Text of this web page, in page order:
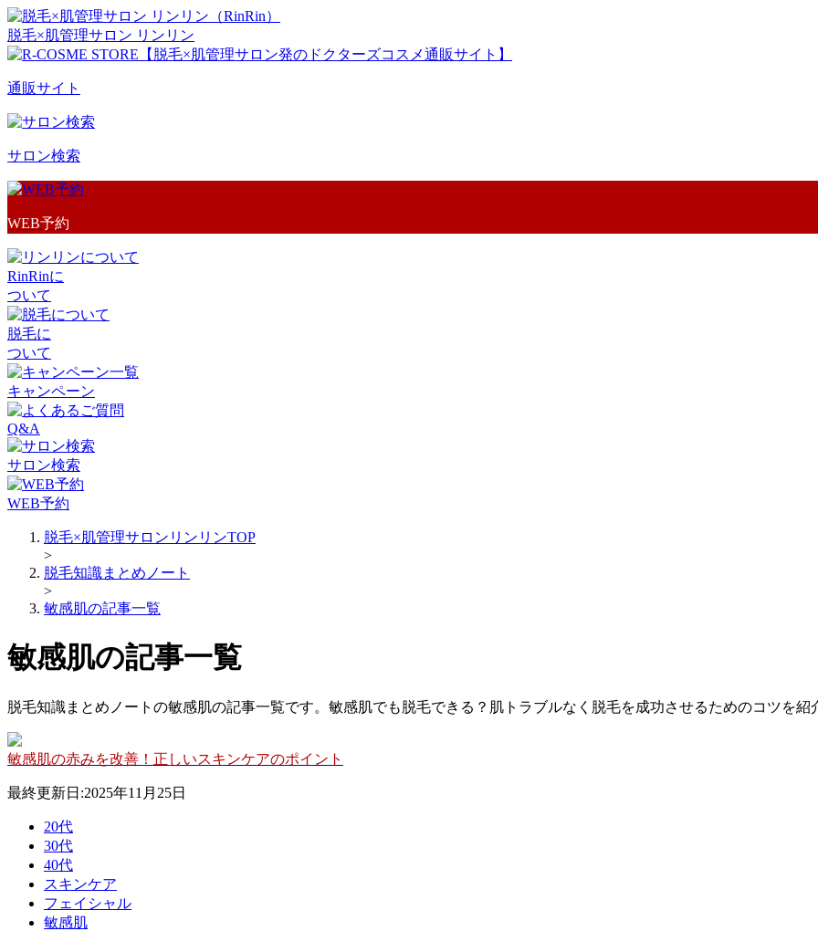
脱毛×肌管理サロン リンリン
通販サイト
サロン検索
WEB予約
RinRinに
ついて
脱毛に
ついて
キャンペーン
Q&A
サロン検索
WEB予約
脱毛×肌管理サロンリンリンTOP
>
脱毛知識まとめノート
>
敏感肌の記事一覧
敏感肌の記事一覧
脱毛知識まとめノートの敏感肌の記事一覧です。敏感肌でも脱毛できる？肌トラブルなく脱毛を成功させるためのコツを紹
敏感肌の赤みを改善！正しいスキンケアのポイント
最終更新日:2025年11月25日
20代
30代
40代
スキンケア
フェイシャル
敏感肌